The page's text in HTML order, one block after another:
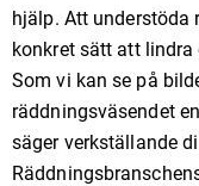
hjälp. Att understöda
konkret sätt att
Som vi kan se på
räddningsväsendet
säger verkställande